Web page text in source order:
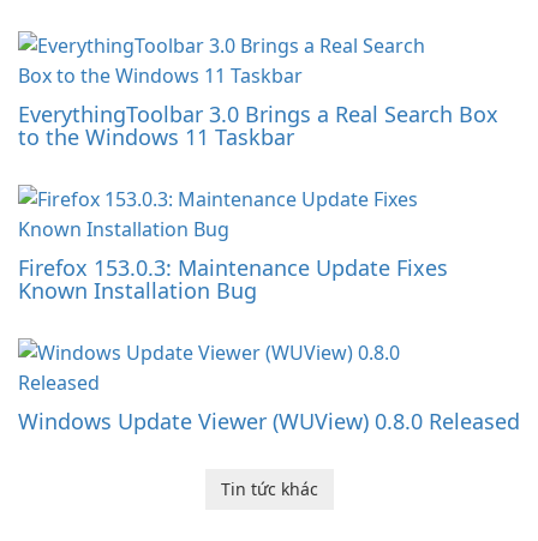
EverythingToolbar 3.0 Brings a Real Search Box
to the Windows 11 Taskbar
Firefox 153.0.3: Maintenance Update Fixes
Known Installation Bug
Windows Update Viewer (WUView) 0.8.0 Released
Tin tức khác